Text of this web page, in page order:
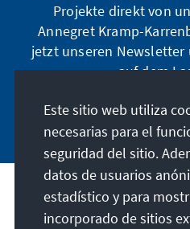
Projekte direkt von
Annegret Kramp-
jetzt unseren
auf dem
Jetzt
Nuestra misión
Este sitio web utiliza
necesarias para el
seguridad del sitio.
datos de usuarios
estadístico y para
incorporado de sitios